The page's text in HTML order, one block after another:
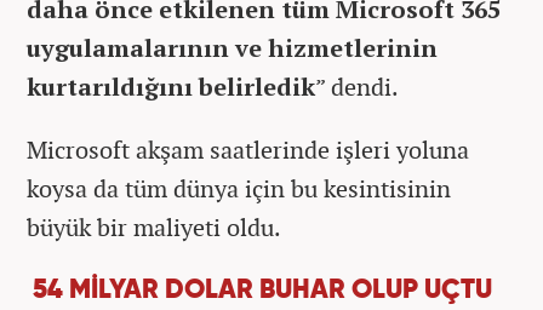
daha önce etkilenen tüm Microsoft 365
uygulamalarının ve hizmetlerinin
kurtarıldığını belirledik” dendi.
Microsoft akşam saatlerinde işleri yoluna
koysa da tüm dünya için bu kesintisinin
büyük bir maliyeti oldu.
54 MİLYAR DOLAR BUHAR OLUP UÇTU